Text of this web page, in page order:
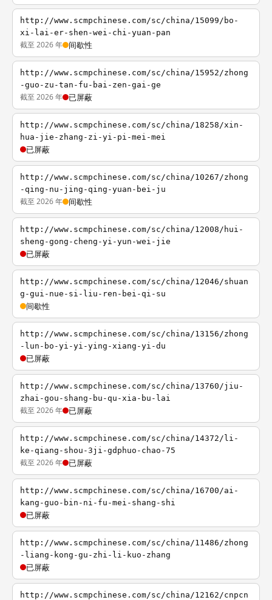
http://www.scmpchinese.com/sc/china/15099/bo-
xi-lai-er-shen-wei-chi-yuan-pan
截至 2026 年 间歇性
http://www.scmpchinese.com/sc/china/15952/zhong
-guo-zu-tan-fu-bai-zen-gai-ge
截至 2026 年 已屏蔽
http://www.scmpchinese.com/sc/china/18258/xin-
hua-jie-zhang-zi-yi-pi-mei-mei
已屏蔽
http://www.scmpchinese.com/sc/china/10267/zhong
-qing-nu-jing-qing-yuan-bei-ju
截至 2026 年 间歇性
http://www.scmpchinese.com/sc/china/12008/hui-
sheng-gong-cheng-yi-yun-wei-jie
已屏蔽
http://www.scmpchinese.com/sc/china/12046/shuan
g-gui-nue-si-liu-ren-bei-qi-su
间歇性
http://www.scmpchinese.com/sc/china/13156/zhong
-lun-bo-yi-yi-ying-xiang-yi-du
已屏蔽
http://www.scmpchinese.com/sc/china/13760/jiu-
zhai-gou-shang-bu-qu-xia-bu-lai
截至 2026 年 已屏蔽
http://www.scmpchinese.com/sc/china/14372/li-
ke-qiang-shou-3ji-gdphuo-chao-75
截至 2026 年 已屏蔽
http://www.scmpchinese.com/sc/china/16700/ai-
kang-guo-bin-ni-fu-mei-shang-shi
已屏蔽
http://www.scmpchinese.com/sc/china/11486/zhong
-liang-kong-gu-zhi-li-kuo-zhang
已屏蔽
http://www.scmpchinese.com/sc/china/12162/cnpcn